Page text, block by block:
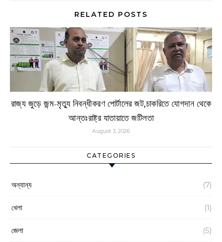
RELATED POSTS
রাজ্য জুড়ে জন্ম-মৃত্যু নিবন্ধীকরণ পোর্টালের জট,চাকরিতে যোগদান থেকে
আন্তঃরাষ্ট্র যাতায়াতে জটিলতা
August 3, 2026
CATEGORIES
অন্যান্য (7)
খেলা (1)
জেলা (5)